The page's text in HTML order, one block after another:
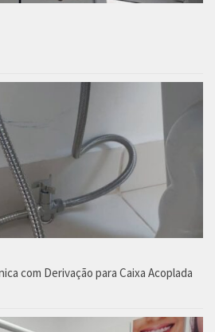
com Derivação para Caixa Acoplada